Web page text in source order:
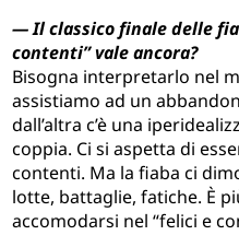
— Il classico finale delle
contenti” vale ancora?
Bisogna interpretarlo nel
assistiamo ad un
dall’altra c’è una
coppia. Ci si aspetta di
contenti. Ma la fiaba ci
lotte, battaglie, fatiche. È
accomodarsi nel “felici e